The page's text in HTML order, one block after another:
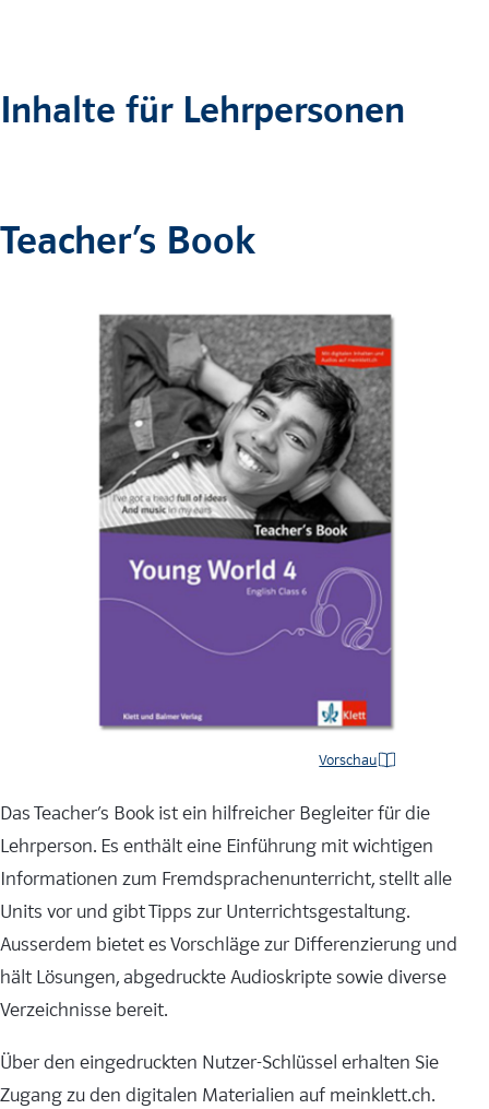
Inhalte für Lehrpersonen
Teacher’s Book
Vorschau
Das Teacher’s Book ist ein hilfreicher Begleiter für die
Lehrperson. Es enthält eine Einführung mit wichtigen
Informationen zum Fremdsprachenunterricht, stellt alle
Units vor und gibt Tipps zur Unterrichtsgestaltung.
Ausserdem bietet es Vorschläge zur Differenzierung und
hält Lösungen, abgedruckte Audioskripte sowie diverse
Verzeichnisse bereit.
Über den eingedruckten Nutzer-Schlüssel erhalten Sie
Zugang zu den digitalen Materialien auf meinklett.ch.